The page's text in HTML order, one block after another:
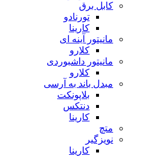
کابل برق
تورنادو
کارینا
مانیتور آینه ای
کلارو
مانیتور داشبوردی
کلارو
مبدل باند به آرسی
بلاپونکت
دنتکس
کارینا
متچ
نویزگیر
کارینا